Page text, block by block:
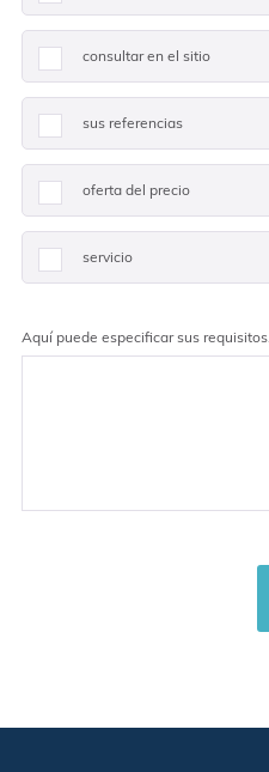
consultar en el sitio
sus referencias
oferta del precio
servicio
Aquí puede especificar sus requisitos.